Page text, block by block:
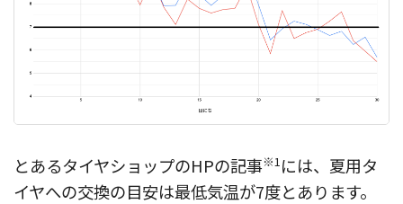
とあるタイヤショップのHPの記事※1 には、夏用タ
イヤへの交換の目安は最低気温が7度とあります。